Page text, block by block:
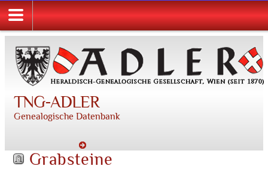
TNG-ADLER
Genealogische Datenbank
Grabsteine